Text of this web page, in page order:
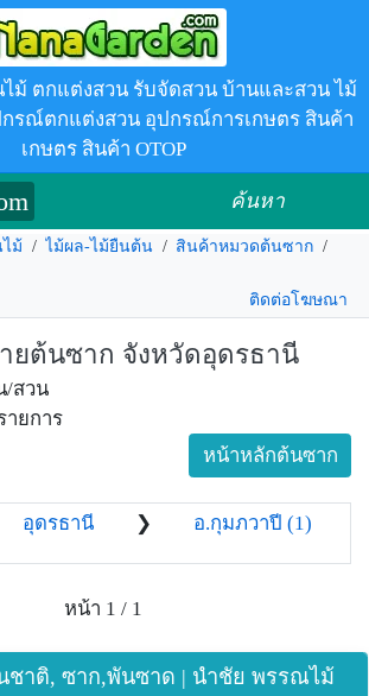
ม้ ตกแต่งสวน รับจัดสวน บ้านและสวน ไม้
รณ์ตกแต่งสวน อุปกรณ์การเกษตร สินค้า
เกษตร สินค้า OTOP
ค้นหา
ม้ / ไม้ผล-ไม้ยืนต้น / สินค้าหมวดต้นซาก /
ติดต่อโฆษณา
ยต้นซาก จังหวัดอุดรธานี
/สวน
ายการ
หน้าหลักต้นซาก
อุดรธานี ❯ อ.กุมภวาปี (1)
หน้า 1 / 1
ชาติ, ซาก,พันซาด | นำชัย พรรณไม้